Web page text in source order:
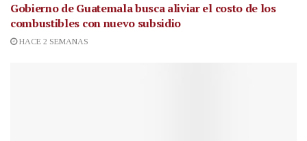
Gobierno de Guatemala busca aliviar el costo de los
combustibles con nuevo subsidio
HACE 2 SEMANAS